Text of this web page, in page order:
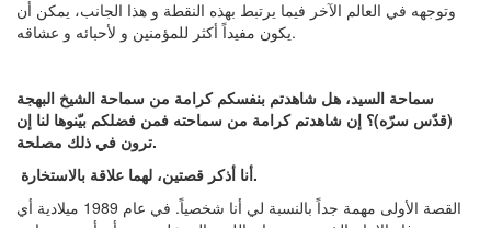
وتوجهه في العالم الآخر فيما يرتبط بهذه النقطة و هذا الجانب، يمكن أن
يكون مفيداً أكثر للمؤمنين و لأحبائه و عشاقه.
سماحة السيد، هل شاهدتم بنفسكم كرامة من سماحة الشيخ البهجة
(قدّس سرّه)؟ إن شاهدتم كرامة من سماحته فمن فضلكم بيّنوها لنا إن
ترون في ذلك مصلحة.
أنا أذكر قصتين، لهما علاقة بالاستخارة.
القصة الأولى مهمة جداً بالنسبة لي أنا شخصياً. في عام 1989 ميلادية أي